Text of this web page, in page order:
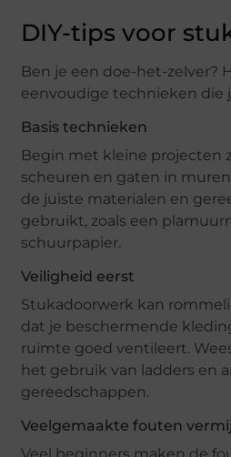
DIY-tips voor
Ben je een doe-het-zelver?
eenvoudige technieken die
Basis technieken
Begin met kleine projecten
scheuren en gaten in
de juiste materialen en
gebruikt, zoals een
schuurpapier.
Veiligheid eerst
Stukadoorwerk kan
dat je beschermende
ruimte goed ventileert.
het gebruik van ladders en
gereedschappen.
Veelgemaakte fouten